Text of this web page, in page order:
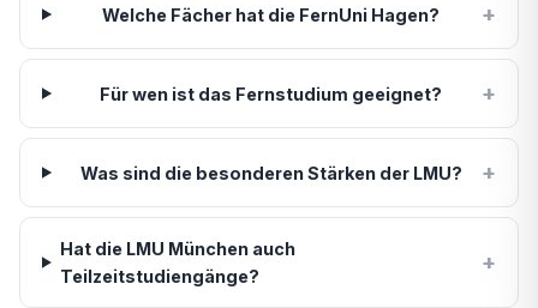
Welche Fächer hat die FernUni Hagen? +
Für wen ist das Fernstudium geeignet? +
Was sind die besonderen Stärken der LMU? +
Hat die LMU München auch
Teilzeitstudiengänge?
+